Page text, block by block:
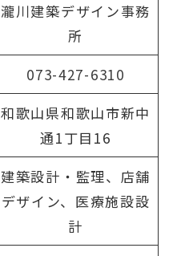
瀧川建築デザイン事務
所
073-427-6310
和歌山県和歌山市新中
通1丁目16
建築設計・監理、店舗
デザイン、医療施設設
計